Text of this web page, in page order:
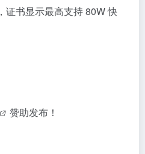
证书显示最高支持 80W 快
赞助发布！